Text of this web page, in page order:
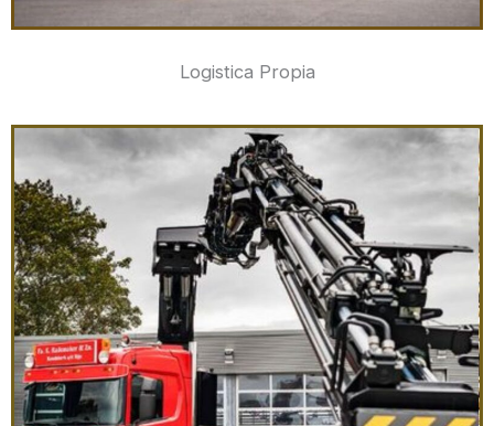
Logistica Propia